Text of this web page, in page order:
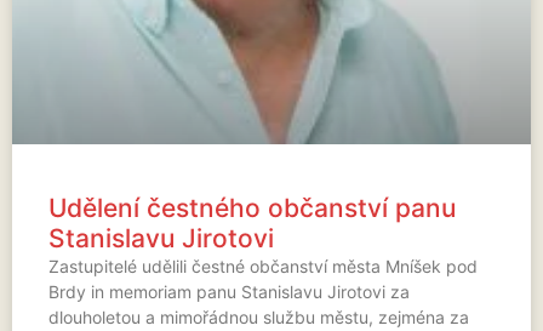
Udělení čestného občanství panu
Stanislavu Jirotovi
Zastupitelé udělili čestné občanství města Mníšek pod
Brdy in memoriam panu Stanislavu Jirotovi za
dlouholetou a mimořádnou službu městu, zejména za